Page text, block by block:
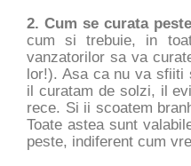
2. Cum se curata
cum si trebuie, in
vanzatorilor sa va
lor!). Asa ca nu va
il curatam de solzi, il
rece. Si ii scoatem
Toate astea sunt
peste, indiferent cum